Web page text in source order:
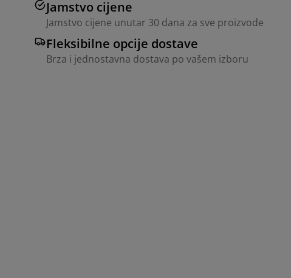
Jamstvo cijene
Jamstvo cijene unutar 30 dana za sve proizvode
Fleksibilne opcije dostave
Brza i jednostavna dostava po vašem izboru